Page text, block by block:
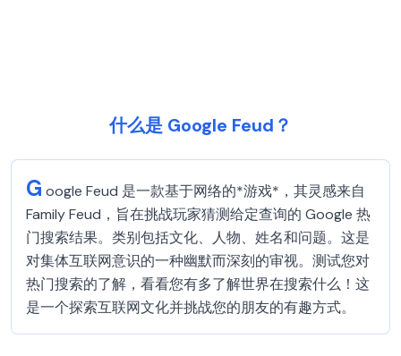
什么是 Google Feud？
G oogle Feud 是一款基于网络的*游戏*，其灵感来自
Family Feud，旨在挑战玩家猜测给定查询的 Google 热
门搜索结果。类别包括文化、人物、姓名和问题。这是
对集体互联网意识的一种幽默而深刻的审视。测试您对
热门搜索的了解，看看您有多了解世界在搜索什么！这
是一个探索互联网文化并挑战您的朋友的有趣方式。